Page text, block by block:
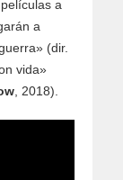
a
a
(dir.
vida»
, 2018).